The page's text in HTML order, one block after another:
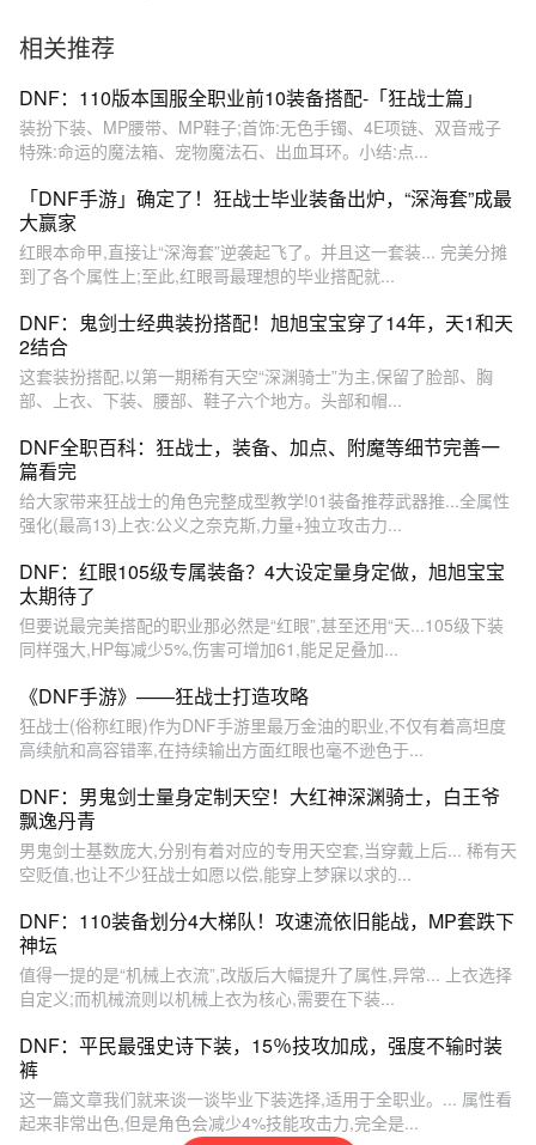
相关推荐
DNF：110版本国服全职业前10装备搭配-「狂战士篇」
装扮下装、MP腰带、MP鞋子;首饰:无色手镯、4E项链、双音戒子
特殊:命运的魔法箱、宠物魔法石、出血耳环。小结:点...
「DNF手游」确定了！狂战士毕业装备出炉，“深海套”成最
大赢家
红眼本命甲,直接让“深海套”逆袭起飞了。并且这一套装... 完美分摊
到了各个属性上;至此,红眼哥最理想的毕业搭配就...
DNF：鬼剑士经典装扮搭配！旭旭宝宝穿了14年，天1和天
2结合
这套装扮搭配,以第一期稀有天空“深渊骑士”为主,保留了脸部、胸
部、上衣、下装、腰部、鞋子六个地方。头部和帽...
DNF全职百科：狂战士，装备、加点、附魔等细节完善一
篇看完
给大家带来狂战士的角色完整成型教学!01装备推荐武器推...全属性
强化(最高13)上衣:公义之奈克斯,力量+独立攻击力...
DNF：红眼105级专属装备？4大设定量身定做，旭旭宝宝
太期待了
但要说最完美搭配的职业那必然是“红眼”,甚至还用“天...105级下装
同样强大,HP每减少5%,伤害可增加61,能足足叠加...
《DNF手游》——狂战士打造攻略
狂战士(俗称红眼)作为DNF手游里最万金油的职业,不仅有着高坦度
高续航和高容错率,在持续输出方面红眼也毫不逊色于...
DNF：男鬼剑士量身定制天空！大红神深渊骑士，白王爷
飘逸丹青
男鬼剑士基数庞大,分别有着对应的专用天空套,当穿戴上后... 稀有天
空贬值,也让不少狂战士如愿以偿,能穿上梦寐以求的...
DNF：110装备划分4大梯队！攻速流依旧能战，MP套跌下
神坛
值得一提的是“机械上衣流”,改版后大幅提升了属性,异常... 上衣选择
自定义;而机械流则以机械上衣为核心,需要在下装...
DNF：平民最强史诗下装，15％技攻加成，强度不输时装
裤
这一篇文章我们就来谈一谈毕业下装选择,适用于全职业。... 属性看
起来非常出色,但是角色会减少4%技能攻击力,完全是...